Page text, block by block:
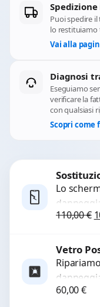
Puoi spedire
lo restituiamo
Vai alla
Diagnosi
Eseguiamo
verificare la
con qualsiasi
Scopri come
Lo
macchie,
110,00€
Vetro
60,00€